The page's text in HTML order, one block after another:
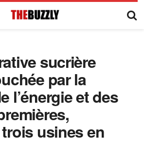
sucrière
par la
l’énergie et des
usines en